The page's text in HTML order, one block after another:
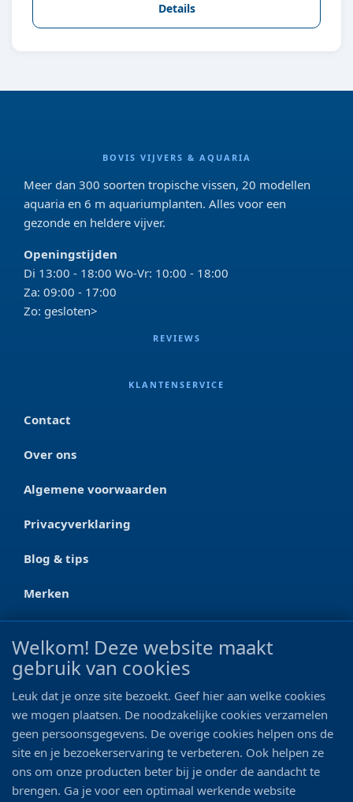
Details
BOVIS VIJVERS & AQUARIA
Meer dan 300 soorten tropische vissen, 20 modellen
aquaria en 6 m aquariumplanten. Alles voor een
gezonde en heldere vijver.
Openingstijden
Di 13:00 - 18:00 Wo-Vr: 10:00 - 18:00
Za: 09:00 - 17:00
Zo: gesloten>
REVIEWS
KLANTENSERVICE
Contact
Over ons
Algemene voorwaarden
Privacyverklaring
Blog & tips
Merken
CONTACT
Ootmarsumseweg 125a
0546 - 622 990
06 - 11 19 81 42
info@bo-vis.nl
Welkom! Deze website maakt
gebruik van cookies
Leuk dat je onze site bezoekt. Geef hier aan welke cookies
we mogen plaatsen. De noodzakelijke cookies verzamelen
geen persoonsgegevens. De overige cookies helpen ons de
site en je bezoekerservaring te verbeteren. Ook helpen ze
ons om onze producten beter bij je onder de aandacht te
brengen. Ga je voor een optimaal werkende website